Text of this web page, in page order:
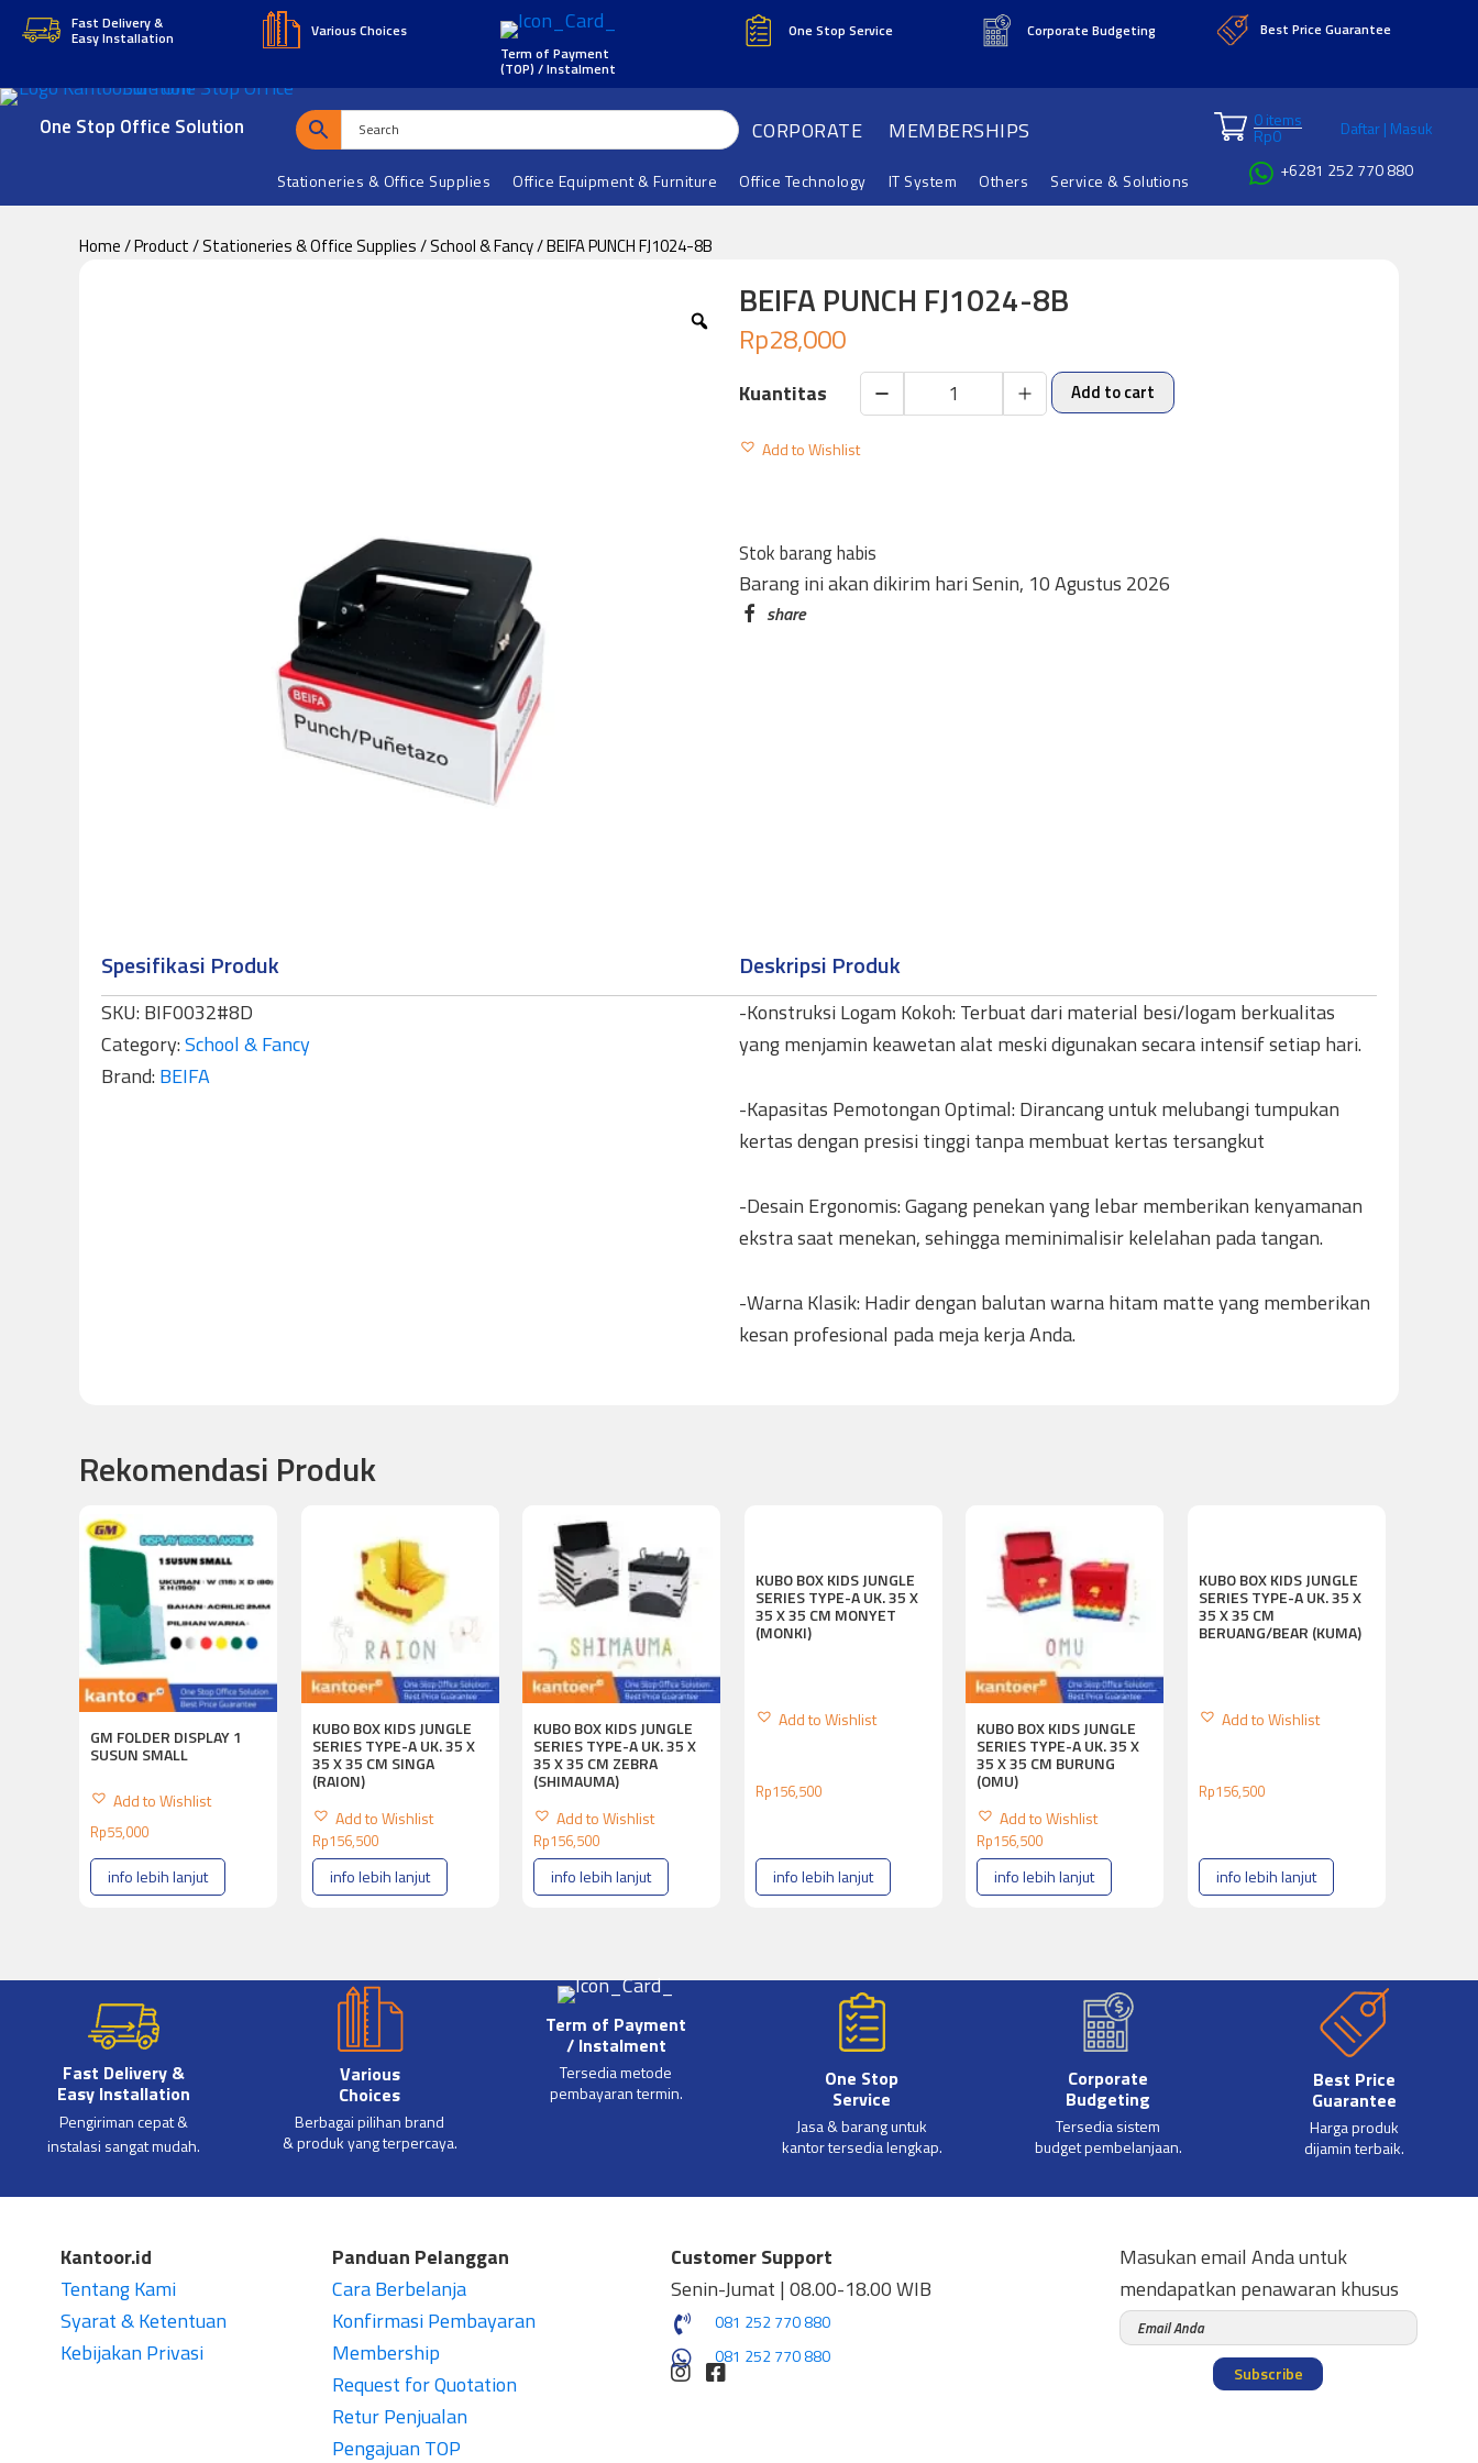
Skip
content
Skip
Fast Delivery &
Easy Installation
Various Choices
Term of Payment
(TOP) / Instalment
One Stop Service Corporate Budgeting Best Price Guarantee
One Stop Office Solution CORPORATE MEMBERSHIPS
Stationeries & Office Supplies Office Equipment & Furniture Office Technology IT System Others Service & Solutions
0 items
Rp0
Daftar | Masuk
+6281 252 770 880
Home/Product/Stationeries & Office Supplies/School & Fancy/ BEIFA PUNCH FJ1024-8B
BEIFA PUNCH FJ1024-8B
Stok barang habis
Rp28,000
BEIFA
PUNCH
Add to cart
Add to Wishlist
Barang ini akan dikirim hari Senin, 10 Agustus 2026
Spesifikasi Produk
SKU: BIF0032#8D
Category:School & Fancy
Brand: BEIFA
Deskripsi Produk
​-Konstruksi Logam Kokoh: Terbuat dari material besi/logam berkualitas
yang menjamin keawetan alat meski digunakan secara intensif setiap hari.
​-Kapasitas Pemotongan Optimal: Dirancang untuk melubangi tumpukan
kertas dengan presisi tinggi tanpa membuat kertas tersangkut
​-Desain Ergonomis: Gagang penekan yang lebar memberikan kenyamanan
ekstra saat menekan, sehingga meminimalisir kelelahan pada tangan.
​-Warna Klasik: Hadir dengan balutan warna hitam matte yang memberikan
kesan profesional pada meja kerja Anda.
Rekomendasi Produk
GM FOLDER DISPLAY 1
SUSUN SMALL
Add to Wishlist
Rp55,000
info lebih lanjut
KUBO BOX KIDS JUNGLE
SERIES TYPE-A UK. 35 X
35 X 35 CM SINGA
(RAION)
Add to Wishlist
Rp156,500
info lebih lanjut
KUBO BOX KIDS JUNGLE
SERIES TYPE-A UK. 35 X
35 X 35 CM ZEBRA
(SHIMAUMA)
Add to Wishlist
Rp156,500
info lebih lanjut
KUBO BOX KIDS JUNGLE
SERIES TYPE-A UK. 35 X
35 X 35 CM MONYET
(MONKI)
Add to Wishlist
Rp156,500
info lebih lanjut
KUBO BOX KIDS JUNGLE
SERIES TYPE-A UK. 35 X
35 X 35 CM BURUNG
(OMU)
Add to Wishlist
Rp156,500
info lebih lanjut
KUBO BOX KIDS JUNGLE
SERIES TYPE-A UK. 35 X
35 X 35 CM
BERUANG/BEAR (KUMA)
Add to Wishlist
Rp156,500
info lebih lanjut
Fast Delivery &
Easy Installation
Pengiriman cepat &
instalasi sangat mudah.
Various
Choices
Berbagai pilihan brand
& produk yang terpercaya.
Term of Payment
/ Instalment
Tersedia metode
pembayaran termin.
One Stop
Service
Jasa & barang untuk
kantor tersedia lengkap.
Corporate
Budgeting
Tersedia sistem
budget pembelanjaan.
Best Price
Guarantee
Harga produk
dijamin terbaik.
Kantoor.id
Tentang Kami
Syarat & Ketentuan
Kebijakan Privasi
Panduan Pelanggan
Cara Berbelanja
Konfirmasi Pembayaran
Membership
Request for Quotation
Retur Penjualan
Pengajuan TOP
Customer Support
Senin-Jumat | 08.00-18.00 WIB
081 252 770 880
081 252 770 880
Masukan email Anda untuk
mendapatkan penawaran khusus
Subscribe